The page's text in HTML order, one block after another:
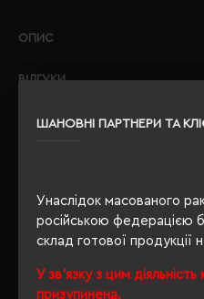
ШАНОВНІ ПАРТНЕРИ ТА
Унаслідок масованого
російською федерацією
склад готової продукції
У зв'язку з цим
призупинена.
ОПИС
ВІДГУКИ